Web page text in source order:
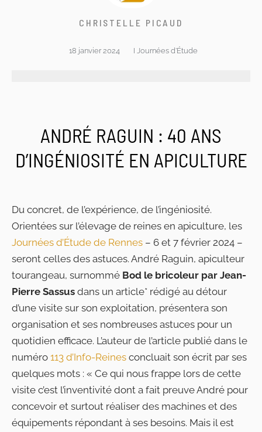
CHRISTELLE PICAUD
18 janvier 2024 I Journées d'Étude
ANDRÉ RAGUIN : 40 ANS
D’INGÉNIOSITÉ EN APICULTURE
Du concret, de l’expérience, de l’ingéniosité.
Orientées sur l’élevage de reines en apiculture, les
Journées d’Étude de Rennes – 6 et 7 février 2024 –
seront celles des astuces. André Raguin, apiculteur
tourangeau, surnommé Bod le bricoleur par Jean-
Pierre Sassus dans un article* rédigé au détour
d’une visite sur son exploitation, présentera son
organisation et ses nombreuses astuces pour un
quotidien efficace. L’auteur de l’article publié dans le
numéro 113 d’Info-Reines concluait son écrit par ses
quelques mots : « Ce qui nous frappe lors de cette
visite c’est l’inventivité dont a fait preuve André pour
concevoir et surtout réaliser des machines et des
équipements répondant à ses besoins. Mais il est